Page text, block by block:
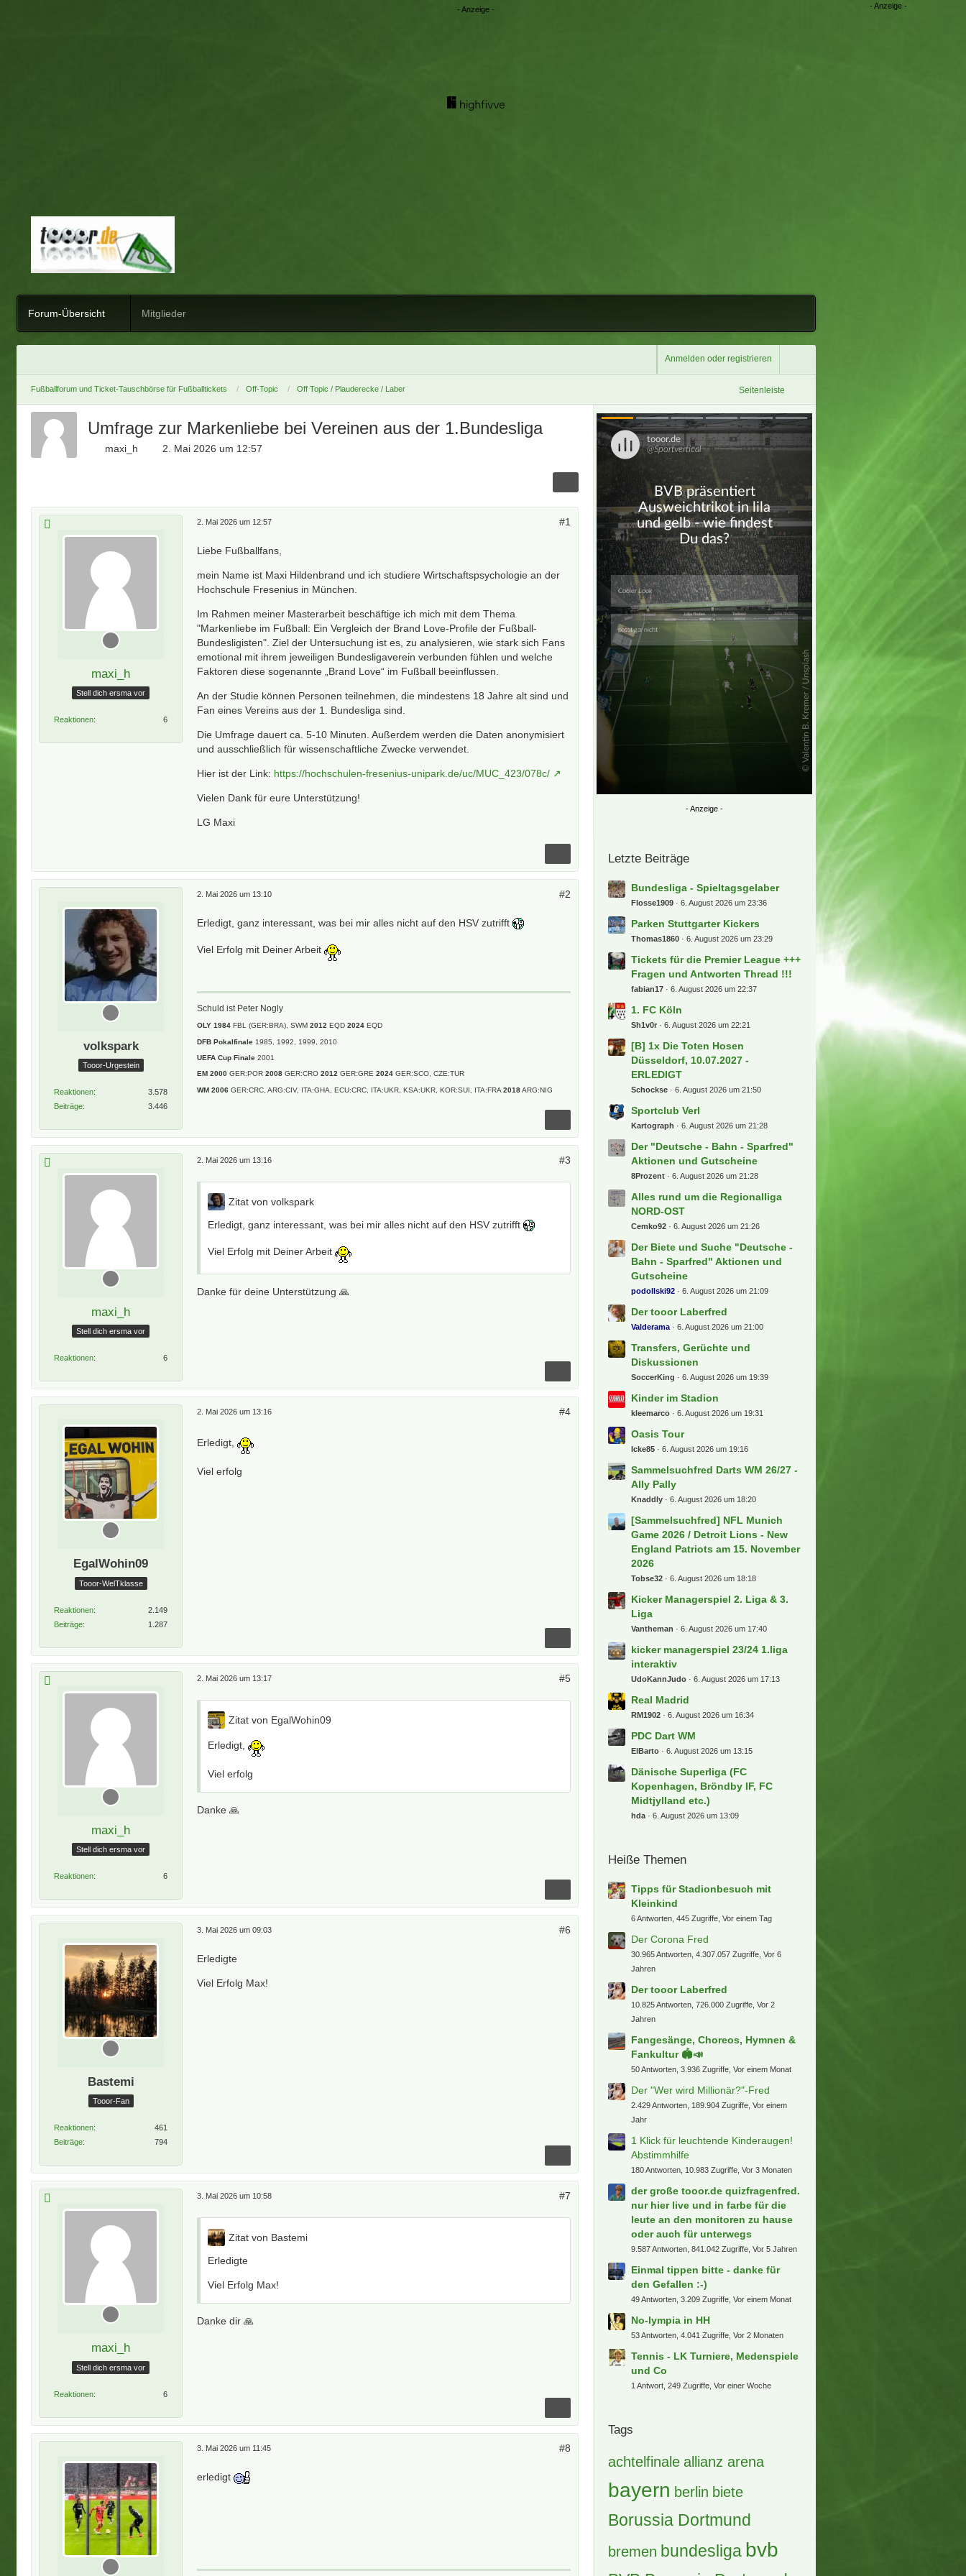
Forum-Übersicht Mitglieder
Anmelden oder registrieren
Fußballforum und Ticket-Tauschbörse für Fußballtickets Off-Topic Off Topic / Plauderecke / Laber Seitenleiste
Umfrage zur Markenliebe bei Vereinen aus der 1.Bundesliga
maxi_h 2. Mai 2026 um 12:57
maxi_h
Stell dich ersma vor
Reaktionen 6
2. Mai 2026 um 12:57 #1
Liebe Fußballfans,
mein Name ist Maxi Hildenbrand und ich studiere Wirtschaftspsychologie an der
Hochschule Fresenius in München.
Im Rahmen meiner Masterarbeit beschäftige ich mich mit dem Thema
"Markenliebe im Fußball: Ein Vergleich der Brand Love-Profile der Fußball-
Bundesligisten". Ziel der Untersuchung ist es, zu analysieren, wie stark sich Fans
emotional mit ihrem jeweiligen Bundesligaverein verbunden fühlen und welche
Faktoren diese sogenannte „Brand Love“ im Fußball beeinflussen.
An der Studie können Personen teilnehmen, die mindestens 18 Jahre alt sind und
Fan eines Vereins aus der 1. Bundesliga sind.
Die Umfrage dauert ca. 5-10 Minuten. Außerdem werden die Daten anonymisiert
und ausschließlich für wissenschaftliche Zwecke verwendet.
Hier ist der Link: https://hochschulen-fresenius-unipark.de/uc/MUC_423/078c/
Vielen Dank für eure Unterstützung!
LG Maxi
volkspark
Tooor-Urgestein
Reaktionen
3.578
Beiträge
3.446
2. Mai 2026 um 13:10 #2
Erledigt, ganz interessant, was bei mir alles nicht auf den HSV zutrifft
Viel Erfolg mit Deiner Arbeit
Schuld ist Peter Nogly
OLY 1984 FBL (GER:BRA), SWM 2012 EQD2024 EQD
DFB Pokalfinale 1985, 1992, 1999, 2010
UEFA Cup Finale 2001
EM 2000 GER:POR2008 GER:CRO2012 GER:GRE2024 GER:SCO, CZE:TUR
WM 2006 GER:CRC, ARG:CIV, ITA:GHA, ECU:CRC, ITA:UKR, KSA:UKR, KOR:SUI, ITA:FRA2018ARG:NIG
maxi_h
Stell dich ersma vor
Reaktionen 6
2. Mai 2026 um 13:16 #3
Zitat von volkspark
Erledigt, ganz interessant, was bei mir alles nicht auf den HSV zutrifft
Viel Erfolg mit Deiner Arbeit
Danke für deine Unterstützung 🙏
EgalWohin09
Tooor-WelTklasse
Reaktionen
2.149
Beiträge
1.287
2. Mai 2026 um 13:16 #4
Erledigt,
Viel erfolg
maxi_h
Stell dich ersma vor
Reaktionen 6
2. Mai 2026 um 13:17 #5
Zitat von EgalWohin09
Erledigt,
Viel erfolg
Danke 🙏
Bastemi
Tooor-Fan
Reaktionen
461
Beiträge
794
3. Mai 2026 um 09:03 #6
Erledigte
Viel Erfolg Max!
maxi_h
Stell dich ersma vor
Reaktionen 6
3. Mai 2026 um 10:58 #7
Zitat von Bastemi
Erledigte
Viel Erfolg Max!
Danke dir 🙏
3. Mai 2026 um 11:45 #8
erledigt
Überspringen
Letzte Beiträge
Bundesliga - Spieltagsgelaber
Flosse1909 6. August 2026 um 23:36
Parken Stuttgarter Kickers
Thomas1860 6. August 2026 um 23:29
Tickets für die Premier League +++
Fragen und Antworten Thread !!!
fabian17 6. August 2026 um 22:37
1. FC Köln
Sh1v0r 6. August 2026 um 22:21
[B] 1x Die Toten Hosen
Düsseldorf, 10.07.2027 -
ERLEDIGT
Schockse 6. August 2026 um 21:50
Sportclub Verl
Kartograph 6. August 2026 um 21:28
Der "Deutsche - Bahn - Sparfred"
Aktionen und Gutscheine
8Prozent 6. August 2026 um 21:28
Alles rund um die Regionalliga
NORD-OST
Cemko92 6. August 2026 um 21:26
Der Biete und Suche "Deutsche -
Bahn - Sparfred" Aktionen und
Gutscheine
podollski92 6. August 2026 um 21:09
Der tooor Laberfred
Valderama 6. August 2026 um 21:00
Transfers, Gerüchte und
Diskussionen
SoccerKing 6. August 2026 um 19:39
Kinder im Stadion
kleemarco 6. August 2026 um 19:31
Oasis Tour
Icke85 6. August 2026 um 19:16
Sammelsuchfred Darts WM 26/27 -
Ally Pally
Knaddly 6. August 2026 um 18:20
[Sammelsuchfred] NFL Munich
Game 2026 / Detroit Lions - New
England Patriots am 15. November
2026
Tobse32 6. August 2026 um 18:18
Kicker Managerspiel 2. Liga & 3.
Liga
Vantheman 6. August 2026 um 17:40
kicker managerspiel 23/24 1.liga
interaktiv
UdoKannJudo 6. August 2026 um 17:13
Real Madrid
RM1902 6. August 2026 um 16:34
PDC Dart WM
ElBarto 6. August 2026 um 13:15
Dänische Superliga (FC
Kopenhagen, Bröndby IF, FC
Midtjylland etc.)
hda 6. August 2026 um 13:09
Heiße Themen
Tipps für Stadionbesuch mit
Kleinkind
6 Antworten, 445 Zugriffe, Vor einem Tag
Der Corona Fred
30.965 Antworten, 4.307.057 Zugriffe, Vor 6
Jahren
Der tooor Laberfred
10.825 Antworten, 726.000 Zugriffe, Vor 2
Jahren
Fangesänge, Choreos, Hymnen &
Fankultur 🏟️📣
50 Antworten, 3.936 Zugriffe, Vor einem Monat
Der "Wer wird Millionär?"-Fred
2.429 Antworten, 189.904 Zugriffe, Vor einem
Jahr
1 Klick für leuchtende Kinderaugen!
Abstimmhilfe
180 Antworten, 10.983 Zugriffe, Vor 3 Monaten
der große tooor.de quizfragenfred.
nur hier live und in farbe für die
leute an den monitoren zu hause
oder auch für unterwegs
9.587 Antworten, 841.042 Zugriffe, Vor 5 Jahren
Einmal tippen bitte - danke für
den Gefallen :-)
49 Antworten, 3.209 Zugriffe, Vor einem Monat
No-lympia in HH
53 Antworten, 4.041 Zugriffe, Vor 2 Monaten
Tennis - LK Turniere, Medenspiele
und Co
1 Antwort, 249 Zugriffe, Vor einer Woche
Tags
achtelfinale allianz arena
bayern berlin biete
Borussia Dortmund
bremen bundesliga bvb